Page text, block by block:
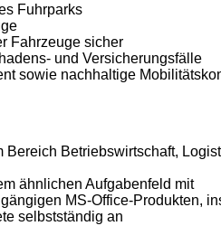
Fuhrparks
Fahrzeuge sicher
und Versicherungsfälle
sowie nachhaltige
Betriebswirtschaft,
ähnlichen Aufgabenfeld mit
MS-Office-Produkten,
selbstständig an